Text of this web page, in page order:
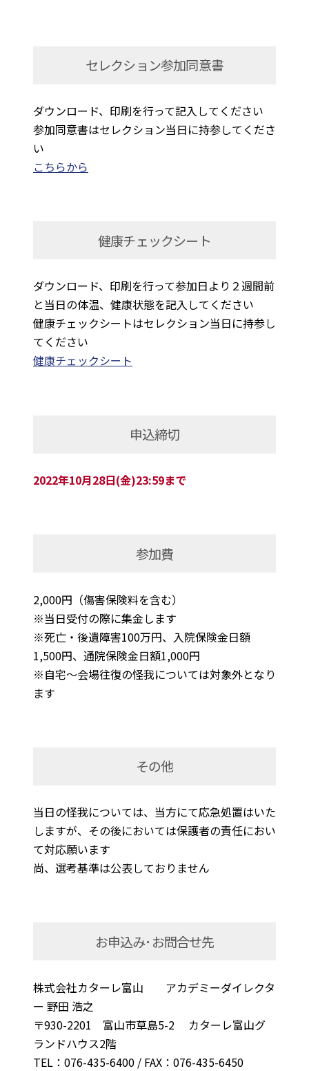
セレクション参加同意書
ダウンロード、印刷を行って記入してください
参加同意書はセレクション当日に持参してくださ
い
こちらから
健康チェックシート
ダウンロード、印刷を行って参加日より２週間前
と当日の体温、健康状態を記入してください
健康チェックシートはセレクション当日に持参し
てください
健康チェックシート
申込締切
2022年10月28日(金)23:59まで
参加費
2,000円（傷害保険料を含む）
※当日受付の際に集金します
※死亡・後遺障害100万円、入院保険金日額
1,500円、通院保険金日額1,000円
※自宅～会場往復の怪我については対象外となり
ます
その他
当日の怪我については、当方にて応急処置はいた
しますが、その後においては保護者の責任におい
て対応願います
尚、選考基準は公表しておりません
お申込み･お問合せ先
株式会社カターレ富山 アカデミーダイレクタ
ー 野田 浩之
〒930-2201 富山市草島5-2 カターレ富山グ
ランドハウス2階
TEL：076-435-6400 / FAX：076-435-6450